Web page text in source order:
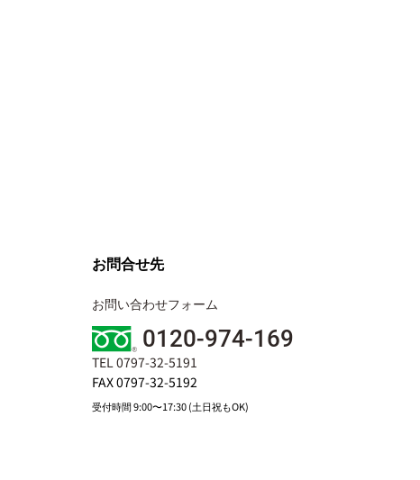
お問合せ先
お問い合わせフォーム
0120-974-169
TEL 0797-32-5191
FAX 0797-32-5192
受付時間 9:00〜17:30 (土日祝もOK)